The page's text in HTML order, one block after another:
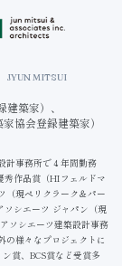
JYUN MITSUI
築家）、
協会登録建築家）
計事務所で４年間勤務
秀作品賞（HIフェルドマ
（現ペリクラーク＆パー
ソシエーツ ジャパン（現
ソシエーツ建築設計事務
の様々なプロジェクトに
賞、BCS賞など受賞多